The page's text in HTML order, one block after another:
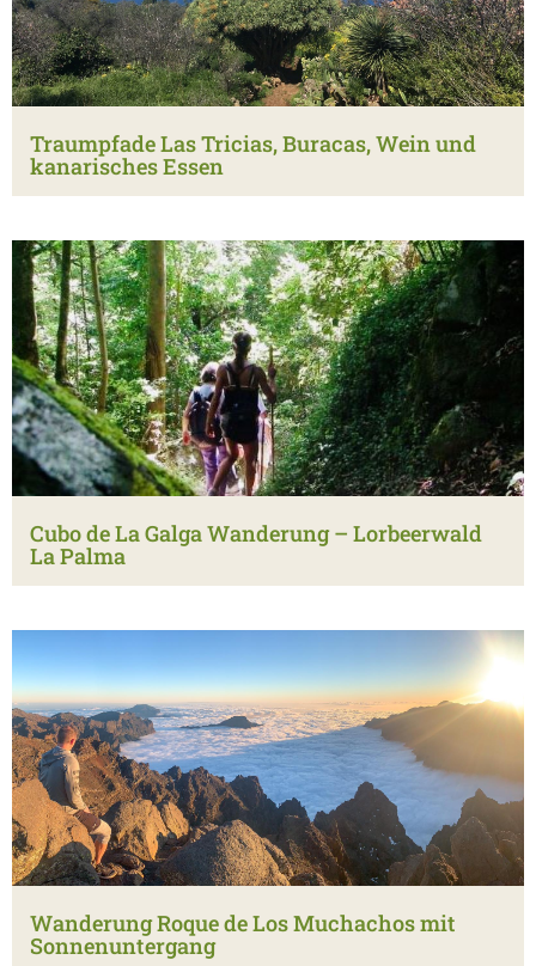
Traumpfade Las Tricias, Buracas, Wein und
kanarisches Essen
Cubo de La Galga Wanderung – Lorbeerwald
La Palma
Wanderung Roque de Los Muchachos mit
Sonnenuntergang